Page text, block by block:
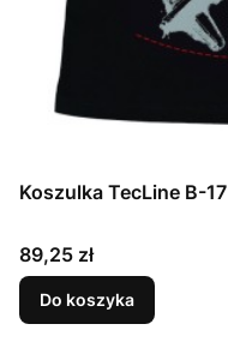
Koszulka TecLine B-17
Cena
89,25 zł
Do koszyka